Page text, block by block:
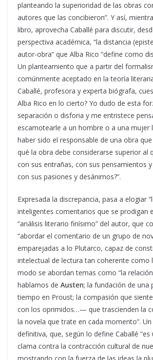
planteando la superioridad de las obras
autores que las concibieron”. Y así,
libro, aprovecha Caballé para discutir,
perspectiva académica, “la distancia
autor-obra” que Alba Rico “define como
Un planteamiento que a partir del
comúnmente aceptado en la teoría
Caballé, profesora y experta biógrafa,
Alba Rico en lo cierto? Yo dudo de esta
separación o disforia y me entristece
escamotearle a un hombre o a una mujer
haber sido el responsable de una obra
qué la obra debe considerarse superior al
con sus entrañas, con sus pensamientos
con sus pasiones y desánimos?”.
Expresada la discrepancia, pasa a elogiar
inteligentes comentarios que se prodigan
“análisis literario finísimo” del autor, que
“abordar el comentario de un grupo de
emparejadas a lo Plutarco, capaz de
intelectual de lectura tan coherente como
modo se abordan temas como “la
hablamos de Austen; la fundación de una
tiempo en Proust; la compasión que
con los oprimidos…— que trascienden la
la novela que trate en cada momento”.
definitiva, que, según lo define Caballé
clama contra la contracción cultural de